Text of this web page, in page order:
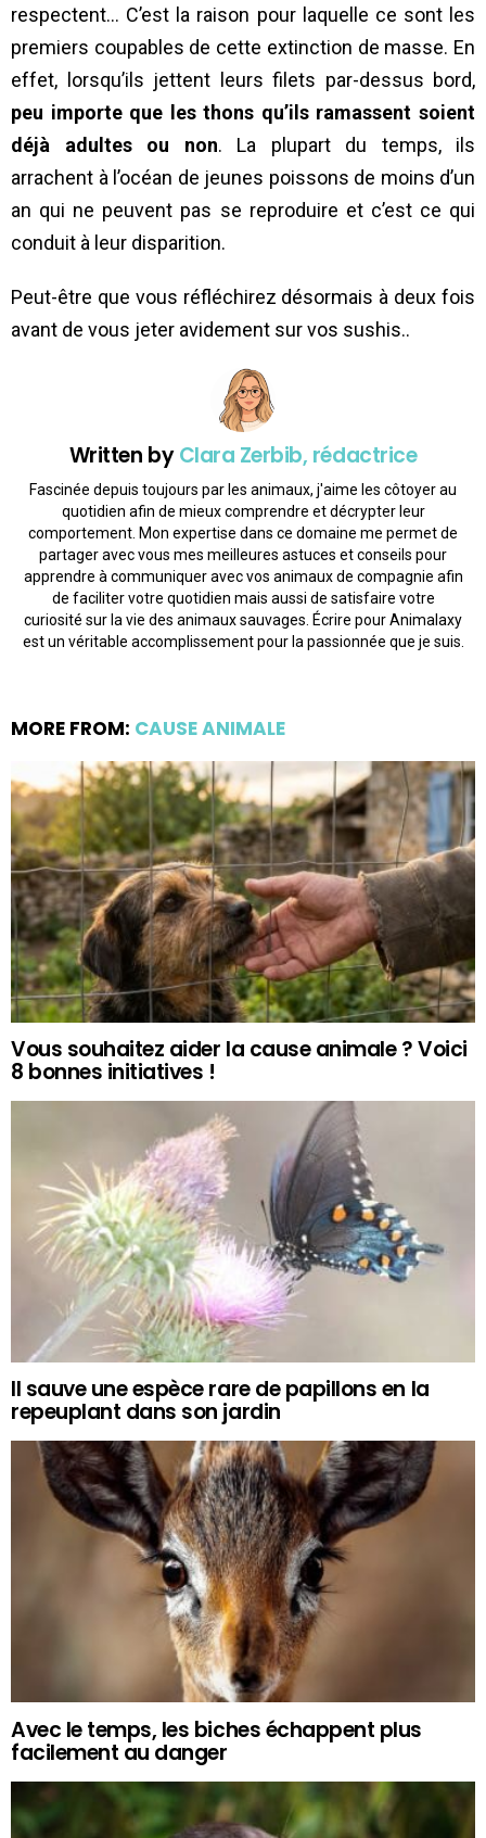
respectent… C’est la raison pour laquelle ce sont les
premiers coupables de cette extinction de masse. En
effet, lorsqu’ils jettent leurs filets par-dessus bord,
peu importe que les thons qu’ils ramassent soient
déjà adultes ou non. La plupart du temps, ils
arrachent à l’océan de jeunes poissons de moins d’un
an qui ne peuvent pas se reproduire et c’est ce qui
conduit à leur disparition.
Peut-être que vous réfléchirez désormais à deux fois
avant de vous jeter avidement sur vos sushis..
Written byClara Zerbib, rédactrice
Fascinée depuis toujours par les animaux, j'aime les côtoyer au
quotidien afin de mieux comprendre et décrypter leur
comportement. Mon expertise dans ce domaine me permet de
partager avec vous mes meilleures astuces et conseils pour
apprendre à communiquer avec vos animaux de compagnie afin
de faciliter votre quotidien mais aussi de satisfaire votre
curiosité sur la vie des animaux sauvages. Écrire pour Animalaxy
est un véritable accomplissement pour la passionnée que je suis.
MORE FROM: CAUSE ANIMALE
Vous souhaitez aider la cause animale ? Voici
8 bonnes initiatives !
Il sauve une espèce rare de papillons en la
repeuplant dans son jardin
Avec le temps, les biches échappent plus
facilement au danger